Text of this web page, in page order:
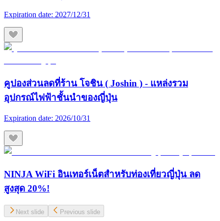
Expiration date: 2027/12/31
คูปองส่วนลดที่ร้าน โจชิน ( Joshin ) - แหล่งรวม
อุปกรณ์ไฟฟ้าชั้นนำของญี่ปุ่น
Expiration date: 2026/10/31
NINJA WiFi อินเทอร์เน็ตสำหรับท่องเที่ยวญี่ปุ่น ลด
สูงสุด 20%!
Next slide Previous slide